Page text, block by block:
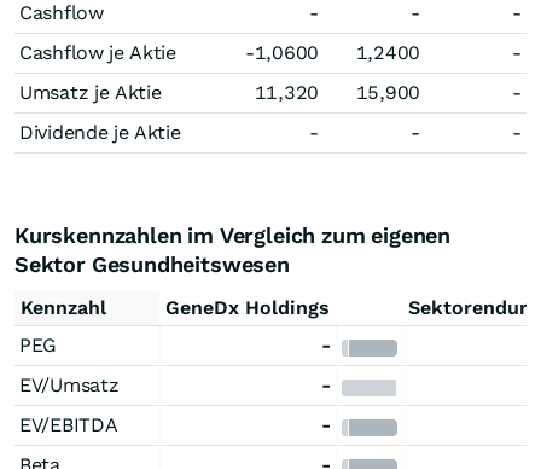
Cashflow
- -
-
Cashflow je Aktie
-1,0600 1,2400
-
Umsatz je Aktie
11,320 15,900
-
Dividende je Aktie
- - -
Kurskennzahlen im Vergleich zum eigenen
Sektor Gesundheitswesen
Kennzahl GeneDx Holdings
PEG
-
EV/Umsatz
-
EV/EBITDA
-